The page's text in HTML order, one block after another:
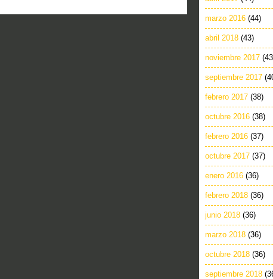
marzo 2016 (44)
abril 2018 (43)
noviembre 2017
septiembre 2017
febrero 2017 (38)
octubre 2016 (38)
febrero 2016 (37)
octubre 2017 (37)
enero 2016 (36)
febrero 2018 (36)
junio 2018 (36)
marzo 2018 (36)
octubre 2018 (36)
septiembre 2018